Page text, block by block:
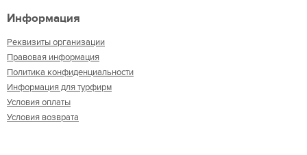
Информация
Реквизиты организации
Правовая информация
Политика конфиденциальности
Информация для турфирм
Условия оплаты
Условия возврата